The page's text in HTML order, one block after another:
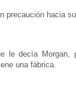
precaución hacia
le decía Morgan,
una fábrica.